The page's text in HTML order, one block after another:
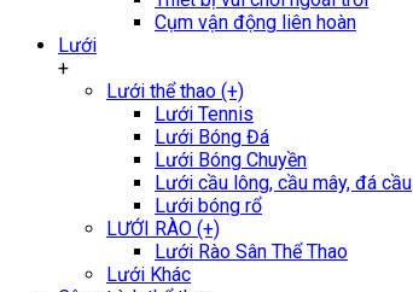
Cụm vận động liên hoàn
Lưới
+
Lưới thể thao (+)
Lưới Tennis
Lưới Bóng Đá
Lưới Bóng Chuyền
Lưới cầu lông, cầu mây, đá cầu
Lưới bóng rổ
LƯỚI RÀO (+)
Lưới Rào Sân Thể Thao
Lưới Khác